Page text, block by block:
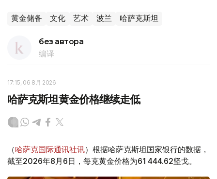
黄金储备 文化 艺术 波兰 哈萨克斯坦
без автора
编译
17:15, 06 8月 2026
哈萨克斯坦黄金价格继续走低
（哈萨克国际通讯社讯）根据哈萨克斯坦国家银行的数据，
截至2026年8月6日，每克黄金价格为61 444.62坚戈。